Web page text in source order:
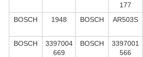
177
BOSCH
1948 BOSCH AR503S
BOSCH
3397004
669
BOSCH
3397001
566